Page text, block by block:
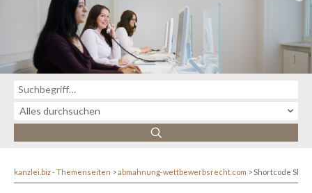
kanzlei.biz - Themenseiten abmahnung-wettbewerbsrecht.com Shortcode